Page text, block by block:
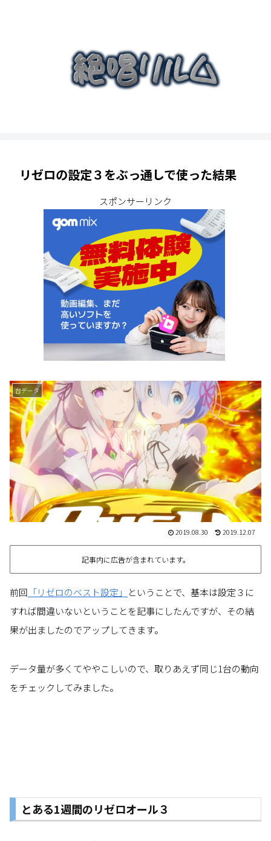
リゼロの設定３をぶっ通しで使った結果
スポンサーリンク
台データ
2019.08.30 2019.12.07
記事内に広告が含まれています。
前回 「リゼロのベスト設定」
ということで、基本は設定３に
すれば間違いないということを記事にしたんですが、その結
果が出ましたのでアップしてきます。
データ量が多くてややこしいので、取りあえず同じ1台の動向
をチェックしてみました。
とある1週間のリゼロオール３